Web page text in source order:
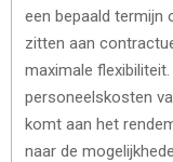
een bepaald termijn
zitten aan
maximale
personeelskosten
komt aan het
naar de